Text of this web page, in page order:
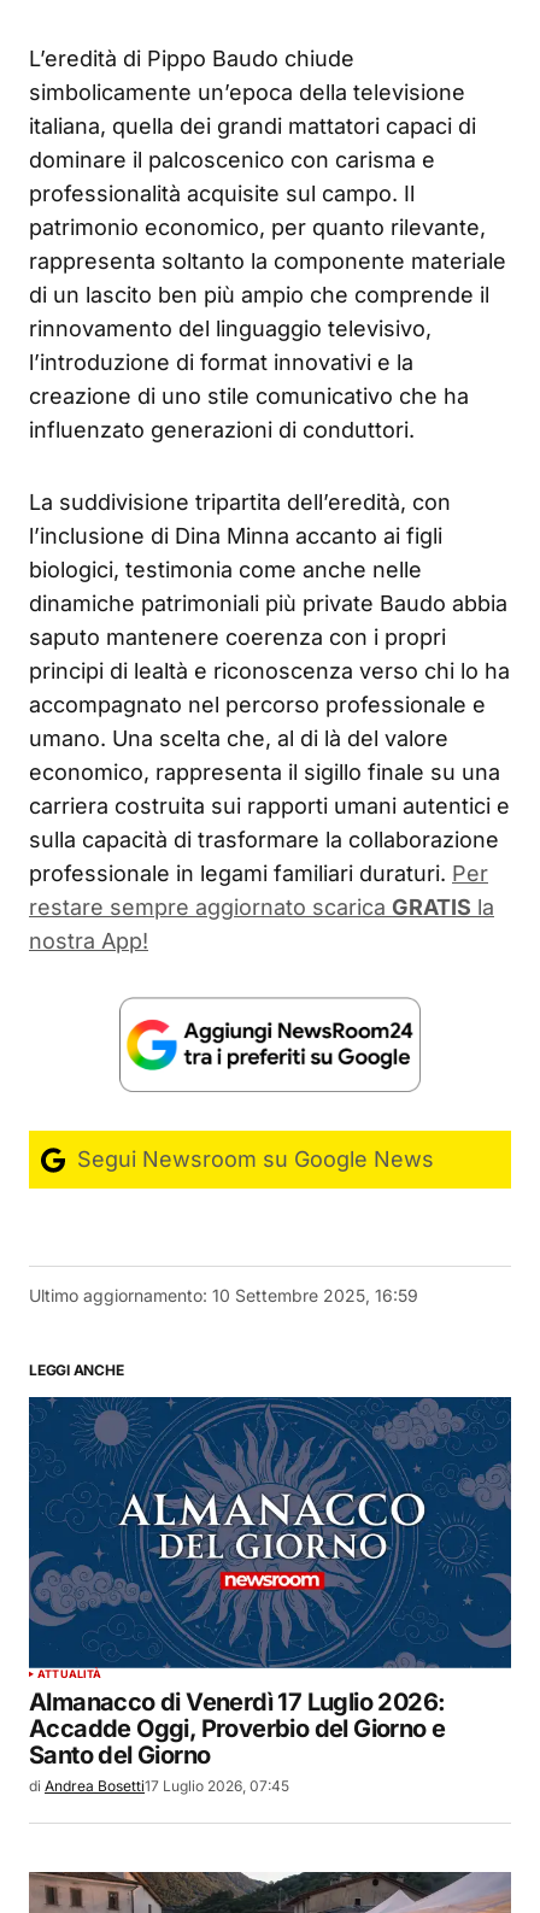
L’eredità di Pippo Baudo chiude
simbolicamente un’epoca della televisione
italiana, quella dei grandi mattatori capaci di
dominare il palcoscenico con carisma e
professionalità acquisite sul campo. Il
patrimonio economico, per quanto rilevante,
rappresenta soltanto la componente materiale
di un lascito ben più ampio che comprende il
rinnovamento del linguaggio televisivo,
l’introduzione di format innovativi e la
creazione di uno stile comunicativo che ha
influenzato generazioni di conduttori.
La suddivisione tripartita dell’eredità, con
l’inclusione di Dina Minna accanto ai figli
biologici, testimonia come anche nelle
dinamiche patrimoniali più private Baudo abbia
saputo mantenere coerenza con i propri
principi di lealtà e riconoscenza verso chi lo ha
accompagnato nel percorso professionale e
umano. Una scelta che, al di là del valore
economico, rappresenta il sigillo finale su una
carriera costruita sui rapporti umani autentici e
sulla capacità di trasformare la collaborazione
professionale in legami familiari duraturi. Per
restare sempre aggiornato scarica GRATIS la
nostra App!
Segui Newsroom su Google News
Ultimo aggiornamento: 10 Settembre 2025, 16:59
LEGGI ANCHE
ATTUALITÀ
Almanacco di Venerdì 17 Luglio 2026:
Accadde Oggi, Proverbio del Giorno e
Santo del Giorno
di Andrea Bosetti17 Luglio 2026, 07:45